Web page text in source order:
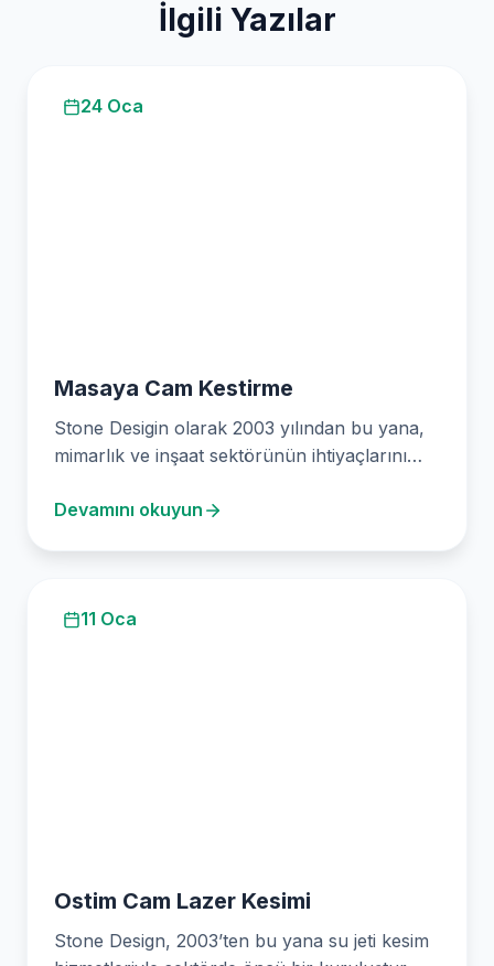
İlgili Yazılar
24 Oca
Masaya Cam Kestirme
Stone Desigin olarak 2003 yılından bu yana,
mimarlık ve inşaat sektörünün ihtiyaçlarını
Devamını okuyun
11 Oca
Ostim Cam Lazer Kesimi
Stone Design, 2003’ten bu yana su jeti kesim